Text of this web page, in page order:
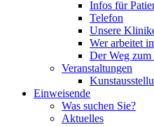
Infos für
Telefon
Unsere
Wer arbeitet
Der Weg
Veranstaltungen
Einweisende
Was suchen Sie?
Aktuelles